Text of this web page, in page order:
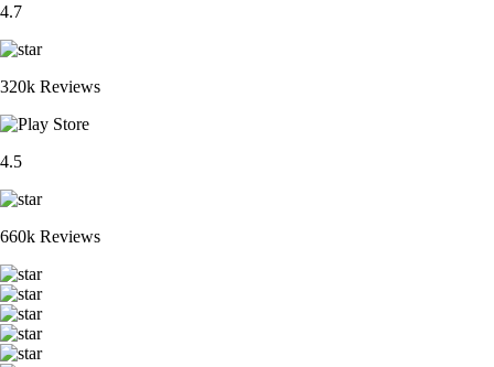
4.7
320k Reviews
4.5
660k Reviews